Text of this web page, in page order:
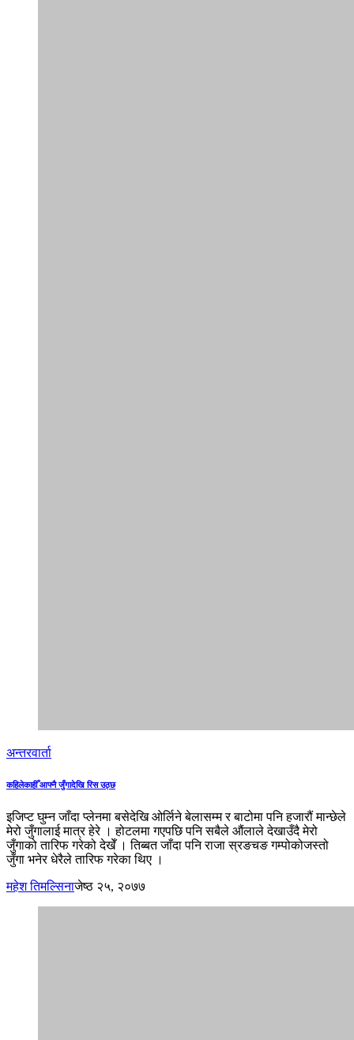
अन्तरवार्ता
कहिलेकाहीँ आफ्नै जुँगादेखि रिस उठ्छ
इजिप्ट घुम्न जाँदा प्लेनमा बसेदेखि ओर्लिने बेलासम्म र बाटोमा पनि हजारौं मान्छेले
मेरो जुँगालाई मात्र हेरे । होटलमा गएपछि पनि सबैले औंलाले देखाउँदै मेरो
जुँगाको तारिफ गरेको देखेँ । तिब्बत जाँदा पनि राजा स्रङचङ गम्पोकोजस्तो
जुँगा भनेर धेरैले तारिफ गरेका थिए ।
महेश तिमल्सिनाजेष्ठ २५, २०७७